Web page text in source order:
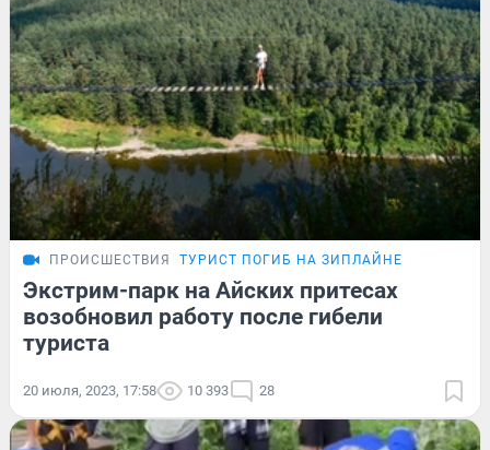
ПРОИСШЕСТВИЯ ТУРИСТ ПОГИБ НА ЗИПЛАЙНЕ
Экстрим-парк на Айских притесах
возобновил работу после гибели
туриста
20 июля, 2023, 17:58 10 393 28